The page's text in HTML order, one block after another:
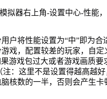
拟器右上角-设置中心-性能
户将性能设置为“中”即为合
戏，配置较差的玩家，自定
游戏包过大或者游戏画质要
注：这里不是设置得越高越
核数的一半，否则会产生卡